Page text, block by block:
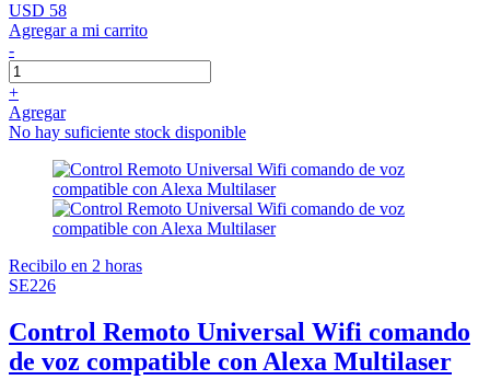
USD 58
Agregar a mi carrito
-
+
Agregar
No hay suficiente stock disponible
Recibilo en 2 horas
SE226
Control Remoto Universal Wifi comando
de voz compatible con Alexa Multilaser